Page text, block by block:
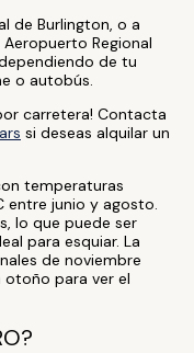
de Burlington, o a
Regional
de tu
o autobús.
carretera! Contacta
si deseas alquilar un
temperaturas
entre junio y agosto.
lo que puede ser
para esquiar. La
de noviembre
otoño para ver el